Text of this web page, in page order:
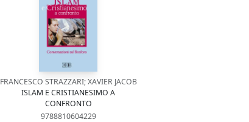
FRANCESCO STRAZZARI; XAVIER JACOB
ISLAM E CRISTIANESIMO A
CONFRONTO
9788810604229